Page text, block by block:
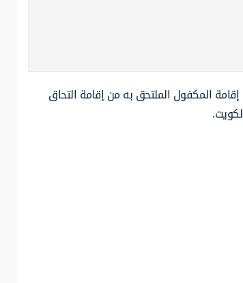
المكفول الملتحق به من إقامة التحاق